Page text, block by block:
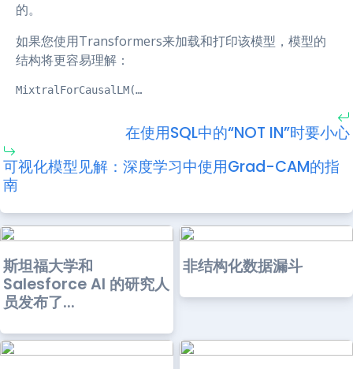
的。
如果您使用Transformers来加载和打印该模型，模型的
结构将更容易理解：
MixtralForCausalLM(…
在使用SQL中的“NOT IN”时要小心
可视化模型见解：深度学习中使用Grad-CAM的指
南
斯坦福大学和
Salesforce AI 的研究人
员发布了...
非结构化数据漏斗